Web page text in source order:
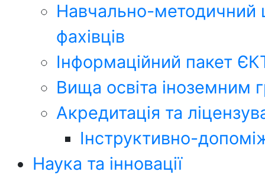
Навчально-методичний
фахівців
Інформаційний пакет
Вища освіта іноземним
Акредитація та
Інструктивно-
Наука та інновації